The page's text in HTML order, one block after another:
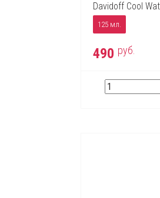
Davidoff Cool
125 мл.
490 руб.